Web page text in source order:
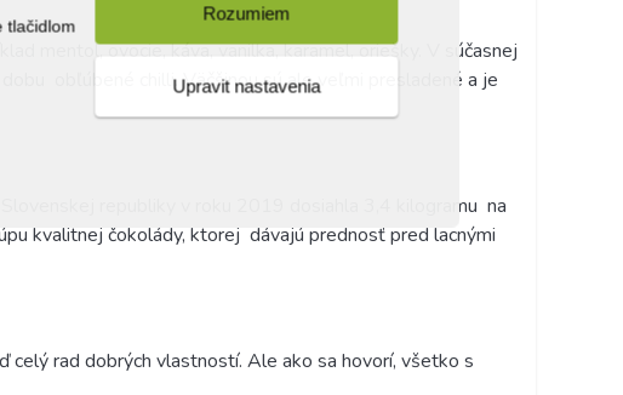
tlačidlom
Rozumiem
Upravit nastavenia
mentol, ovocie, káva, vanilka, karamel, oriešky. V súčasnej
obľúbené chilli. Väčšinou sú ale veľmi presladené a je
republiky v roku 2019 dosiahla 3,4 kilogramu na
kvalitnej čokolády, ktorej dávajú prednosť pred lacnými
celý rad dobrých vlastností. Ale ako sa hovorí, všetko s